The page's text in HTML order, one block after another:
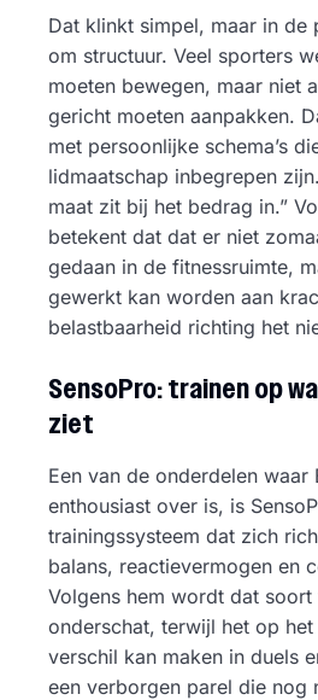
Dat klinkt simpel, maar in de
om structuur. Veel sporters
moeten bewegen, maar niet
gericht moeten aanpakken.
met persoonlijke schema’s
lidmaatschap inbegrepen
maat zit bij het bedrag in.”
betekent dat dat er niet
gedaan in de fitnessruimte,
gewerkt kan worden aan
belastbaarheid richting het
SensoPro: trainen op
ziet
Een van de onderdelen waar
enthousiast over is, is
trainingssysteem dat zich
balans, reactievermogen en
Volgens hem wordt dat
onderschat, terwijl het op
verschil kan maken in duels
een verborgen parel die nog